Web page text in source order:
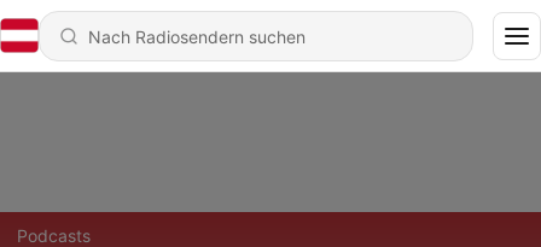
Podcasts